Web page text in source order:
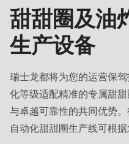
线
甜甜圈及油
生产设备
瑞士龙都将为您的运营保
化等级适配精准的专属甜
与卓越可靠性的共同优势
自动化甜甜圈生产线可根